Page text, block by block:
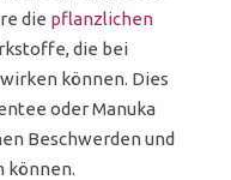
die pflanzlichen
die bei
können. Dies
oder Manuka
Beschwerden und
können.